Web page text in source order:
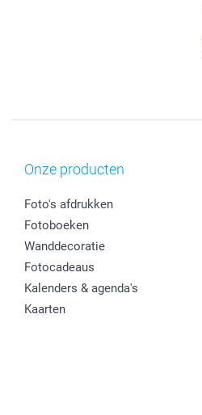
Onze producten
Foto's afdrukken
Fotoboeken
Wanddecoratie
Fotocadeaus
Kalenders & agenda's
Kaarten